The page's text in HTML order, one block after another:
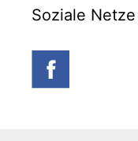
Soziale Netze